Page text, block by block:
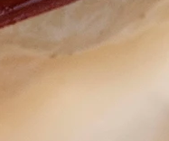
ご注文について
お客様がご注文をされまし
その後、当店から「ご注文
お送りいたします。こちら